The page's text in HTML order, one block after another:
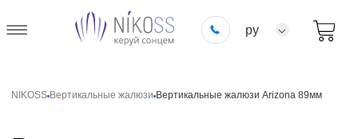
ру
NIKOSS Вертикальные жалюзи Вертикальные жалюзи Arizona 89мм